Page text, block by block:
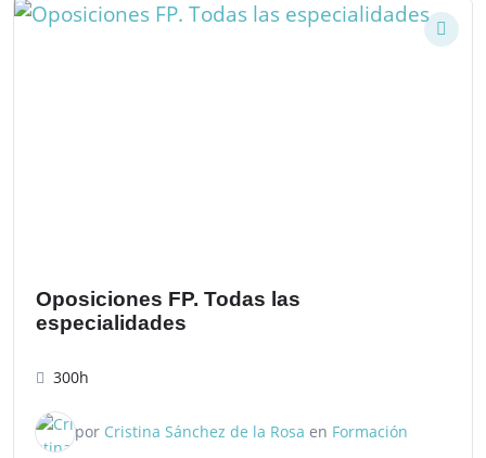
Oposiciones FP. Todas las
especialidades
300h
por Cristina Sánchez de la Rosa en Formación